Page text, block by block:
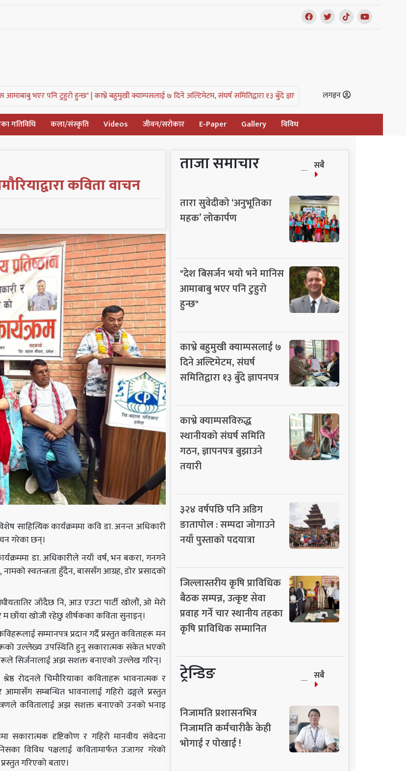
हुन्छ" |काभ्रे बहुमुखी क्याम्पसलाई ७ दिने अल्टिमेटम, संघर्ष समितिद्वारा १३ बुँदे ज्ञापनपत्र |काभ्रे क्याम्पसविरुद्ध स्थानीयको संघर्ष समिति गठन,
लगइन
गतिविधि कला/संस्कृति Videos जीवन/सरोकार E-Paper Gallery विविध
कविता वाचन
कार्यक्रममा कवि डा. अनन्त अधिकारी
गरेका छन्।
डा. अधिकारीले नयाँ वर्ष, भन बकरा, गनगने
स्वतन्त्रता हुँदैन, बाससँग आग्रह, डोर प्रसादको
जाँदैछ नि, आउ एउटा पार्टी खोलौं, ओ मेरो
छाँया खोजी रहेछु शीर्षकका कविता सुनाइन्।
सम्मानपत्र प्रदान गर्दै प्रस्तुत कविताहरू मन
उल्लेख्य उपस्थिति हुनु सकारात्मक संकेत भएको
सिर्जनालाई अझ सशक्त बनाएको उल्लेख गरिन्।
रोदनले चिमौरियाका कविताहरू भावनात्मक र
सम्बन्धित भावनालाई गहिरो ढङ्गले प्रस्तुत
कवितालाई अझ सशक्त बनाएको उनको भनाइ
सकारात्मक दृष्टिकोण र गहिरो मानवीय संवेदना
विविध पक्षलाई कवितामार्फत उजागर गरेको
गरिएको बताए।
ताजा समाचार सबै
तारा सुवेदीको ‘अनुभूतिका
महक’ लोकार्पण
"देश बिसर्जन भयो भने मानिस
आमाबाबु भएर पनि टुहुरो
हुन्छ"
काभ्रे बहुमुखी क्याम्पसलाई ७
दिने अल्टिमेटम, संघर्ष
समितिद्वारा १३ बुँदे ज्ञापनपत्र
काभ्रे क्याम्पसविरुद्ध
स्थानीयको संघर्ष समिति
गठन, ज्ञापनपत्र बुझाउने
तयारी
३२४ वर्षपछि पनि अडिग
ङातापोल : सम्पदा जोगाउने
नयाँ पुस्ताको पदयात्रा
जिल्लास्तरीय कृषि प्राविधिक
बैठक सम्पन्न, उत्कृष्ट सेवा
प्रवाह गर्ने चार स्थानीय तहका
कृषि प्राविधिक सम्मानित
ट्रेन्डिङ सबै
निजामति प्रशासनभित्र
निजामति कर्मचारीकै केही
भोगाई र पोखाई !